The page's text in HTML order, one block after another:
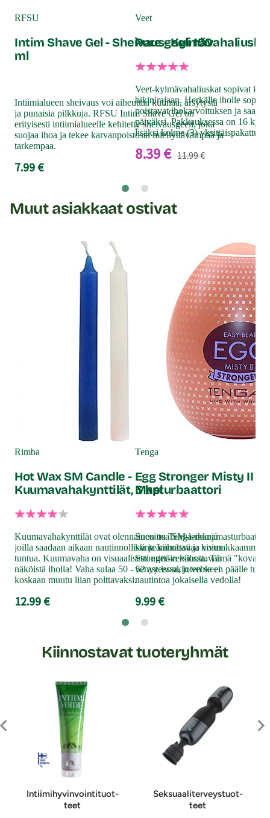
RFSU
Intim Shave Gel - Sheivausgeeli 150
ml
Intiimialueen sheivaus voi aiheuttaa kutinaa, ärsytystä
ja punaisia pilkkuja. RFSU Intim Shave Gel on
erityisesti intiimialueelle kehitetty sheivausgeeli, joka
suojaa ihoa ja tekee karvanpoistosta miellyttävämpää ja
tarkempaa.
7.99 €
Veet
Pure -
Veet-kylmävahaliuskat sopivat
bikinirajaan. Herkälle iholle
poistavat ihokarvoituksen ja saat
päiväksi. Pakkauksessa on 16
lisäksi kolme (3) yksittäispakattua
8.39 € 11.99 €
Muut asiakkaat ostivat
Rimba
Hot Wax SM Candle -
Kuumavahakynttilät, 3 kpl
Kuumavahakynttilät ovat olennainen osa SM-leikkejä
joilla saadaan aikaan nautinnollista ja kiihottavaa kivun
tuntua. Kuumavaha on visuaalisesti erittäin kiihottavan
näköistä iholla! Vaha sulaa 50 - 52 asteessa, joten se ei
koskaan muutu liian polttavaksi.
12.99 €
Tenga
Egg Stronger Misty II -
Masturbaattori
Suosittu Tenga-
kiinteämmässä ja voimakkaammin
Stronger-versiossa. Tämä
venyy isonkin vehkeen päälle
nautintoa jokaisella vedolla!
9.99 €
Kiinnostavat tuoteryhmät
In­tii­mi­hy­vin­voin­ti­tuot­
teet
Sek­suaa­li­ter­veys­tuot­
teet